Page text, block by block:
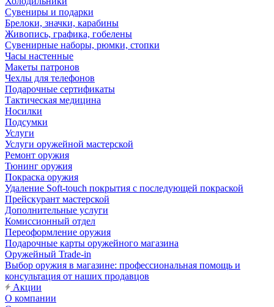
Сувениры и подарки
Брелоки, значки, карабины
Живопись, графика, гобелены
Сувенирные наборы, рюмки, стопки
Часы настенные
Макеты патронов
Чехлы для телефонов
Подарочные сертификаты
Тактическая медицина
Носилки
Подсумки
Услуги
Услуги оружейной мастерской
Ремонт оружия
Тюнинг оружия
Покраска оружия
Удаление Soft-touch покрытия с последующей покраской
Прейскурант мастерской
Дополнительные услуги
Комиссионный отдел
Переоформление оружия
Подарочные карты оружейного магазина
Оружейный Trade-in
Выбор оружия в магазине: профессиональная помощь и
консультация от наших продавцов
Акции
О компании